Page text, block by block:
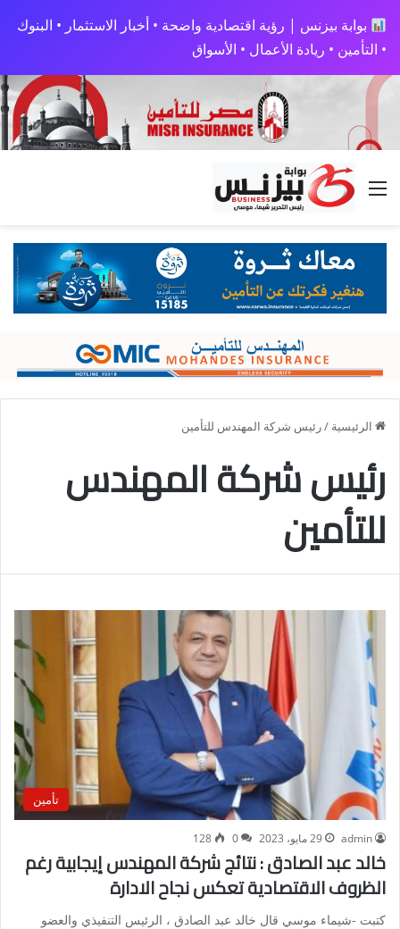
بوابة بيزنس | رؤية اقتصادية واضحة • أخبار الاستثمار • البنوك
• التأمين • ريادة الأعمال • الأسواق
القائمة
الرئيسية /رئيس شركة المهندس للتأمين
رئيس شركة المهندس
للتأمين
تأمين
admin 29 مايو، 2023 0
128
خالد عبد الصادق : نتائج شركة المهندس إيجابية رغم
الظروف الاقتصادية تعكس نجاح الادارة
كتبت -شيماء موسي قال خالد عبد الصادق ، الرئيس التنفيذي والعضو